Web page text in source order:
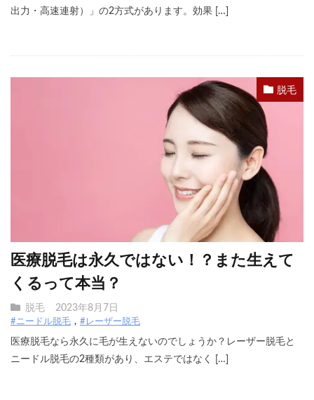
出力・高速連射）」の2方式があります。効果 […]
脱毛
医療脱毛は永久ではない！？また生えて
くるって本当？
脱毛 2023年8月7日
#ニードル脱毛 #レーザー脱毛
医療脱毛なら永久に毛が生えないのでしょうか？レーザー脱毛と
ニードル脱毛の2種類があり、エステではなく […]